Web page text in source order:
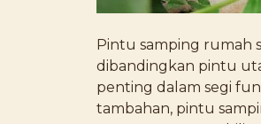
Pintu samping rumah
dibandingkan pintu
penting dalam segi
tambahan, pintu